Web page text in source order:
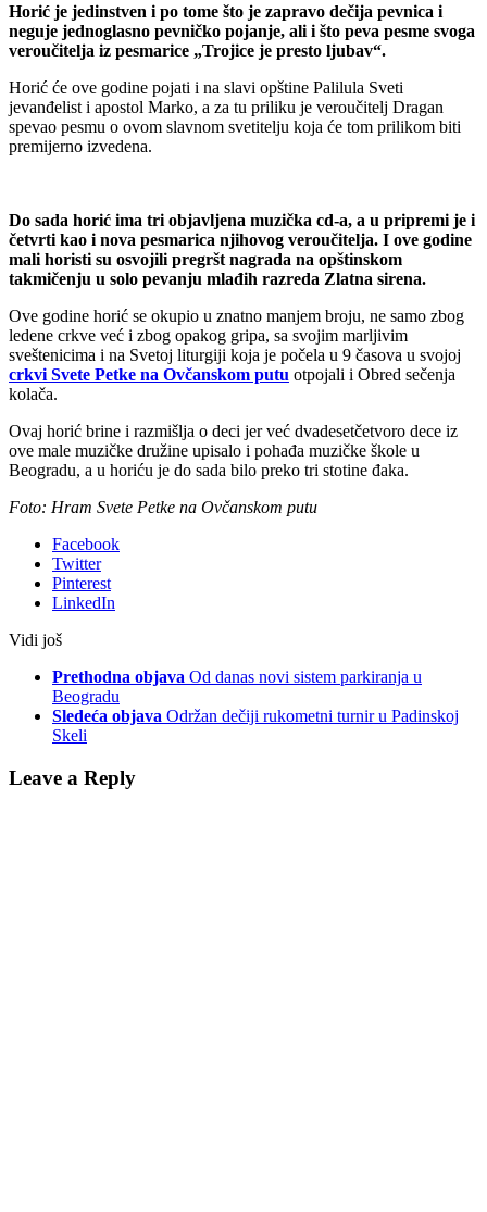
Horić je jedinstven i po tome što je zapravo dečija pevnica i
neguje jednoglasno pevničko pojanje, ali i što peva pesme svoga
veroučitelja iz pesmarice „Trojice je presto ljubav“.
Horić će ove godine pojati i na slavi opštine Palilula Sveti
jevanđelist i apostol Marko, a za tu priliku je veroučitelj Dragan
spevao pesmu o ovom slavnom svetitelju koja će tom prilikom biti
premijerno izvedena.
Do sada horić ima tri objavljena muzička cd-a, a u pripremi je i
četvrti kao i nova pesmarica njihovog veroučitelja. I ove godine
mali horisti su osvojili pregršt nagrada na opštinskom
takmičenju u solo pevanju mlađih razreda Zlatna sirena.
Ove godine horić se okupio u znatno manjem broju, ne samo zbog
ledene crkve već i zbog opakog gripa, sa svojim marljivim
sveštenicima i na Svetoj liturgiji koja je počela u 9 časova u svojoj
crkvi Svete Petke na Ovčanskom putu otpojali i Obred sečenja
kolača.
Ovaj horić brine i razmišlja o deci jer već dvadesetčetvoro dece iz
ove male muzičke družine upisalo i pohađa muzičke škole u
Beogradu, a u horiću je do sada bilo preko tri stotine đaka.
Foto: Hram Svete Petke na Ovčanskom putu
Facebook
Twitter
Pinterest
LinkedIn
Vidi još
Prethodna objava Od danas novi sistem parkiranja u
Beogradu
Sledeća objava Održan dečiji rukometni turnir u Padinskoj
Skeli
Leave a Reply